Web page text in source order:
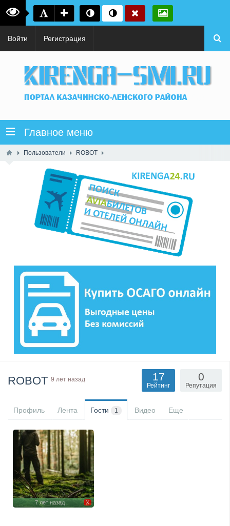
Войти Регистрация
Главное меню
Пользователи ROBOT
ROBOT 9 лет назад 0
Репутация
17
Рейтинг
Профиль Лента Гости 1 Видео Еще
7 лет назад Х